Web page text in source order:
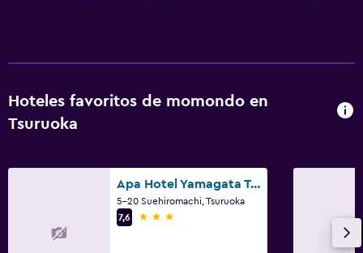
Hoteles favoritos de momondo en
Tsuruoka
Apa Hotel Yamagata Tsuruoka Ekimae
5-20 Suehiromachi, Tsuruoka
7,6
3 estrellas